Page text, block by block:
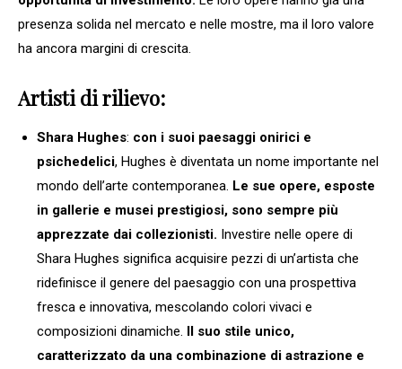
presenza solida nel mercato e nelle mostre, ma il loro valore
ha ancora margini di crescita.
Artisti di rilievo:
Shara Hughes: con i suoi paesaggi onirici e
psichedelici, Hughes è diventata un nome importante nel
mondo dell’arte contemporanea. Le sue opere, esposte
in gallerie e musei prestigiosi, sono sempre più
apprezzate dai collezionisti. Investire nelle opere di
Shara Hughes significa acquisire pezzi di un’artista che
ridefinisce il genere del paesaggio con una prospettiva
fresca e innovativa, mescolando colori vivaci e
composizioni dinamiche. Il suo stile unico,
caratterizzato da una combinazione di astrazione e